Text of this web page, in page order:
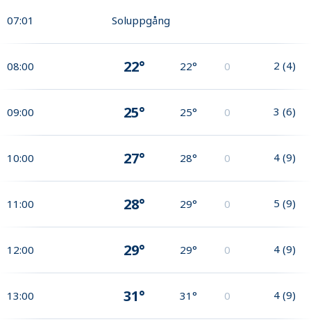
07:01 Soluppgång
08:00 22° 22° 0 2 (4)
09:00 25° 25° 0 3 (6)
10:00 27° 28° 0 4 (9)
11:00 28° 29° 0 5 (9)
12:00 29° 29° 0 4 (9)
13:00 31° 31° 0 4 (9)